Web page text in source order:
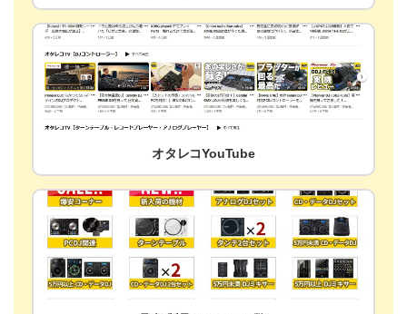
オタレコYouTube